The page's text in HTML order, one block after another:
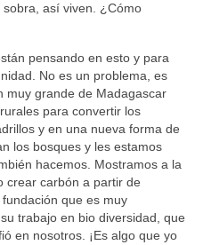
así viven. ¿Cómo
pensando en esto y para
No es un problema, es
muy grande de Madagascar
para convertir los
y en una nueva forma de
los bosques y les estamos
hacemos. Mostramos a la
crear carbón a partir de
que es muy
trabajo en bio diversidad, que
en nosotros. ¡Es algo que yo